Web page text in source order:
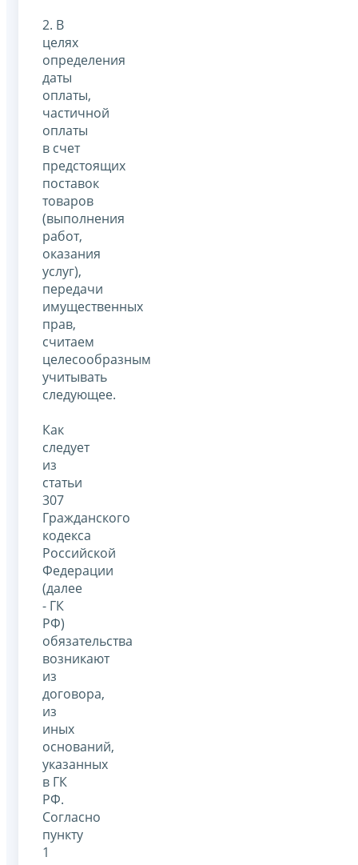
2. В
целях
определения
даты
оплаты,
частичной
оплаты
в счет
предстоящих
поставок
товаров
(выполнения
работ,
оказания
услуг),
передачи
имущественных
прав,
считаем
целесообразным
учитывать
следующее.
Как
следует
из
статьи
307
Гражданского
кодекса
Российской
Федерации
(далее
- ГК
РФ)
обязательства
возникают
из
договора,
из
иных
оснований,
указанных
в ГК
РФ.
Согласно
пункту
1